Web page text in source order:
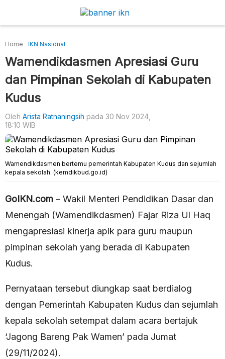
Home IKN Nasional
Wamendikdasmen Apresiasi Guru
dan Pimpinan Sekolah di Kabupaten
Kudus
Oleh Arista Ratnaningsih pada 30 Nov 2024,
18:10 WIB
Wamendikdasmen bertemu pemerintah Kabupaten Kudus dan sejumlah
kepala sekolah. (kemdikbud.go.id)
GoIKN.com – Wakil Menteri Pendidikan Dasar dan
Menengah (Wamendikdasmen) Fajar Riza Ul Haq
mengapresiasi kinerja apik para guru maupun
pimpinan sekolah yang berada di Kabupaten
Kudus.
Pernyataan tersebut diungkap saat berdialog
dengan Pemerintah Kabupaten Kudus dan sejumlah
kepala sekolah setempat dalam acara bertajuk
‘Jagong Bareng Pak Wamen’ pada Jumat
(29/11/2024).